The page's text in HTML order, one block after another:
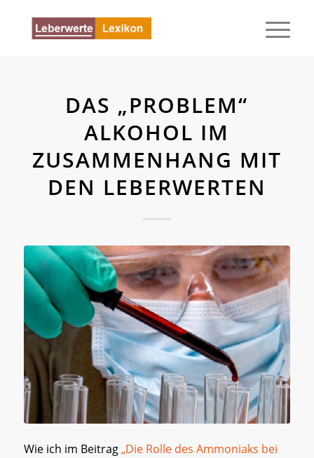
DAS „PROBLEM“
ALKOHOL IM
ZUSAMMENHANG MIT
DEN LEBERWERTEN
Wie ich im Beitrag„Die Rolle des Ammoniaks bei